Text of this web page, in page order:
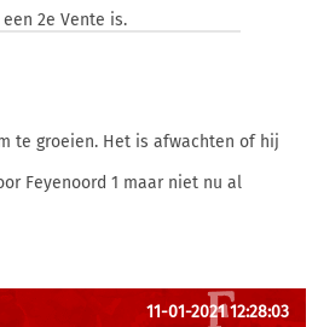
2e Vente is.
te groeien. Het is afwachten of hij
Feyenoord 1 maar niet nu al
11-01-2021 12:28:03